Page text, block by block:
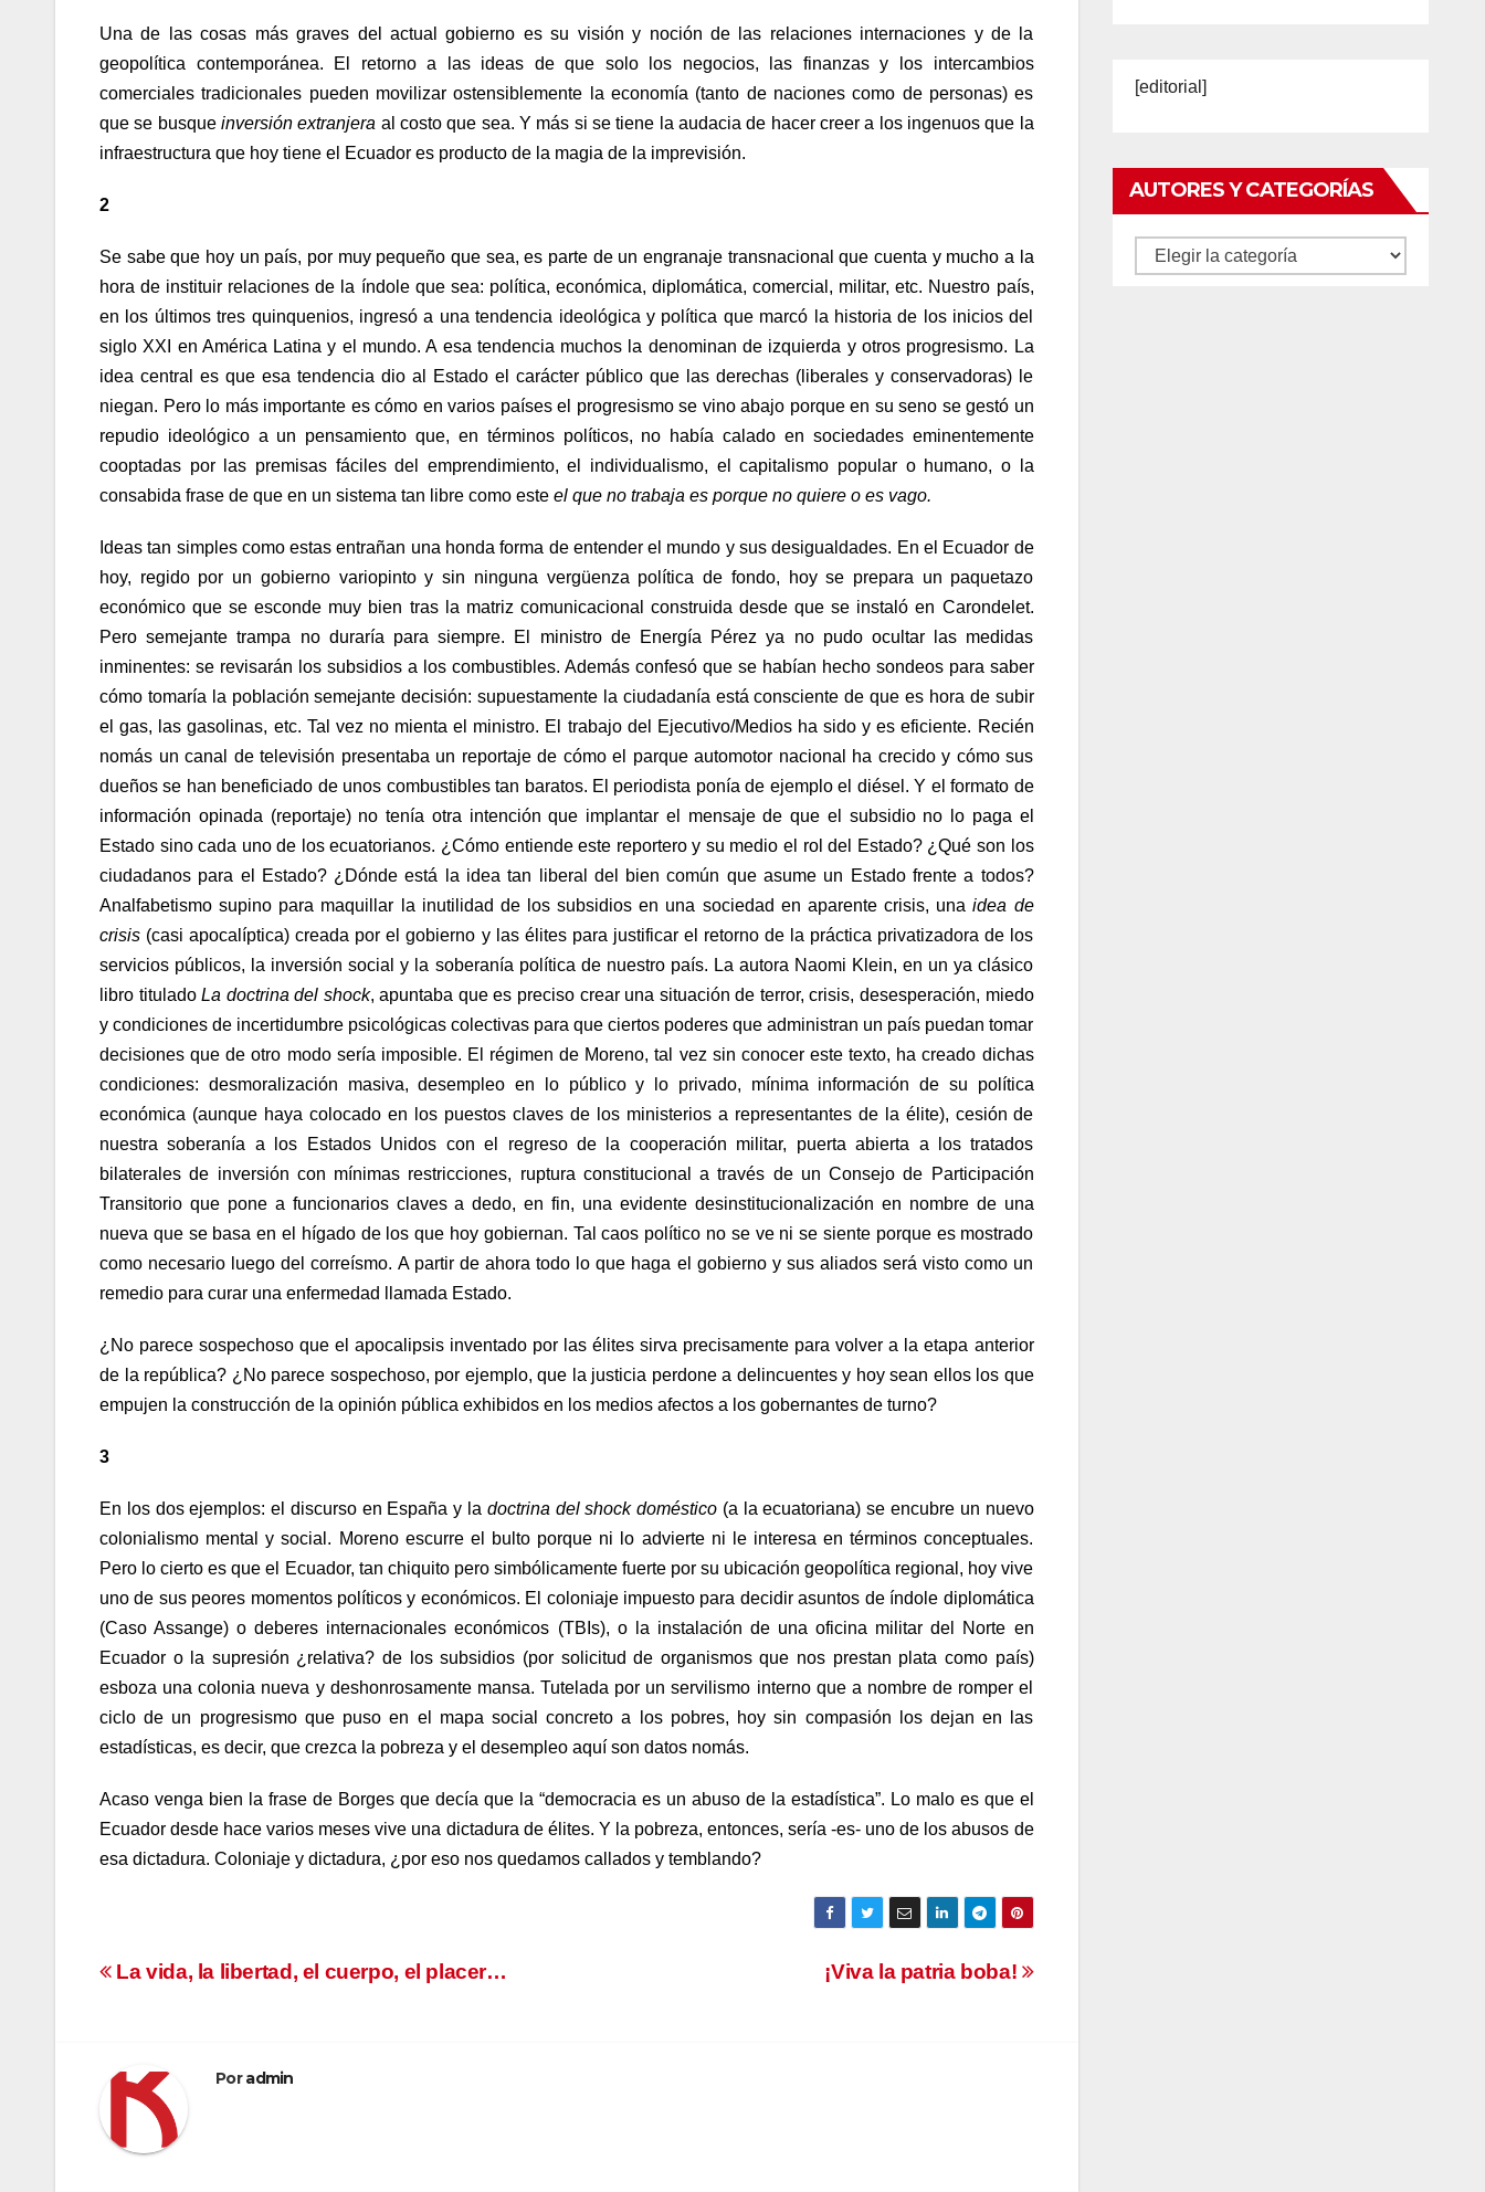
Una de las cosas más graves del actual gobierno es su visión y noción de las relaciones internaciones y de la
geopolítica contemporánea. El retorno a las ideas de que solo los negocios, las finanzas y los intercambios
comerciales tradicionales pueden movilizar ostensiblemente la economía (tanto de naciones como de personas) es
que se busque inversión extranjera al costo que sea. Y más si se tiene la audacia de hacer creer a los ingenuos que la
infraestructura que hoy tiene el Ecuador es producto de la magia de la imprevisión.
2
Se sabe que hoy un país, por muy pequeño que sea, es parte de un engranaje transnacional que cuenta y mucho a la
hora de instituir relaciones de la índole que sea: política, económica, diplomática, comercial, militar, etc. Nuestro país,
en los últimos tres quinquenios, ingresó a una tendencia ideológica y política que marcó la historia de los inicios del
siglo XXI en América Latina y el mundo. A esa tendencia muchos la denominan de izquierda y otros progresismo. La
idea central es que esa tendencia dio al Estado el carácter público que las derechas (liberales y conservadoras) le
niegan. Pero lo más importante es cómo en varios países el progresismo se vino abajo porque en su seno se gestó un
repudio ideológico a un pensamiento que, en términos políticos, no había calado en sociedades eminentemente
cooptadas por las premisas fáciles del emprendimiento, el individualismo, el capitalismo popular o humano, o la
consabida frase de que en un sistema tan libre como este el que no trabaja es porque no quiere o es vago.
Ideas tan simples como estas entrañan una honda forma de entender el mundo y sus desigualdades. En el Ecuador de
hoy, regido por un gobierno variopinto y sin ninguna vergüenza política de fondo, hoy se prepara un paquetazo
económico que se esconde muy bien tras la matriz comunicacional construida desde que se instaló en Carondelet.
Pero semejante trampa no duraría para siempre. El ministro de Energía Pérez ya no pudo ocultar las medidas
inminentes: se revisarán los subsidios a los combustibles. Además confesó que se habían hecho sondeos para saber
cómo tomaría la población semejante decisión: supuestamente la ciudadanía está consciente de que es hora de subir
el gas, las gasolinas, etc. Tal vez no mienta el ministro. El trabajo del Ejecutivo/Medios ha sido y es eficiente. Recién
nomás un canal de televisión presentaba un reportaje de cómo el parque automotor nacional ha crecido y cómo sus
dueños se han beneficiado de unos combustibles tan baratos. El periodista ponía de ejemplo el diésel. Y el formato de
información opinada (reportaje) no tenía otra intención que implantar el mensaje de que el subsidio no lo paga el
Estado sino cada uno de los ecuatorianos. ¿Cómo entiende este reportero y su medio el rol del Estado? ¿Qué son los
ciudadanos para el Estado? ¿Dónde está la idea tan liberal del bien común que asume un Estado frente a todos?
Analfabetismo supino para maquillar la inutilidad de los subsidios en una sociedad en aparente crisis, unaidea de
crisis (casi apocalíptica) creada por el gobierno y las élites para justificar el retorno de la práctica privatizadora de los
servicios públicos, la inversión social y la soberanía política de nuestro país. La autora Naomi Klein, en un ya clásico
libro tituladoLa doctrina del shock, apuntaba que es preciso crear una situación de terror, crisis, desesperación, miedo
y condiciones de incertidumbre psicológicas colectivas para que ciertos poderes que administran un país puedan tomar
decisiones que de otro modo sería imposible. El régimen de Moreno, tal vez sin conocer este texto, ha creado dichas
condiciones: desmoralización masiva, desempleo en lo público y lo privado, mínima información de su política
económica (aunque haya colocado en los puestos claves de los ministerios a representantes de la élite), cesión de
nuestra soberanía a los Estados Unidos con el regreso de la cooperación militar, puerta abierta a los tratados
bilaterales de inversión con mínimas restricciones, ruptura constitucional a través de un Consejo de Participación
Transitorio que pone a funcionarios claves a dedo, en fin, una evidente desinstitucionalización en nombre de una
nueva que se basa en el hígado de los que hoy gobiernan. Tal caos político no se ve ni se siente porque es mostrado
como necesario luego del correísmo. A partir de ahora todo lo que haga el gobierno y sus aliados será visto como un
remedio para curar una enfermedad llamada Estado.
¿No parece sospechoso que el apocalipsis inventado por las élites sirva precisamente para volver a la etapa anterior
de la república? ¿No parece sospechoso, por ejemplo, que la justicia perdone a delincuentes y hoy sean ellos los que
empujen la construcción de la opinión pública exhibidos en los medios afectos a los gobernantes de turno?
3
En los dos ejemplos: el discurso en España y la doctrina del shock doméstico (a la ecuatoriana) se encubre un nuevo
colonialismo mental y social. Moreno escurre el bulto porque ni lo advierte ni le interesa en términos conceptuales.
Pero lo cierto es que el Ecuador, tan chiquito pero simbólicamente fuerte por su ubicación geopolítica regional, hoy vive
uno de sus peores momentos políticos y económicos. El coloniaje impuesto para decidir asuntos de índole diplomática
(Caso Assange) o deberes internacionales económicos (TBIs), o la instalación de una oficina militar del Norte en
Ecuador o la supresión ¿relativa? de los subsidios (por solicitud de organismos que nos prestan plata como país)
esboza una colonia nueva y deshonrosamente mansa. Tutelada por un servilismo interno que a nombre de romper el
ciclo de un progresismo que puso en el mapa social concreto a los pobres, hoy sin compasión los dejan en las
estadísticas, es decir, que crezca la pobreza y el desempleo aquí son datos nomás.
Acaso venga bien la frase de Borges que decía que la “democracia es un abuso de la estadística”. Lo malo es que el
Ecuador desde hace varios meses vive una dictadura de élites. Y la pobreza, entonces, sería -es- uno de los abusos de
esa dictadura. Coloniaje y dictadura, ¿por eso nos quedamos callados y temblando?
Navegación
¡Viva la patria boba!
La vida, la libertad, el cuerpo, el placer…
Poradmin
[editorial]
AUTORES Y CATEGORÍAS
Autores